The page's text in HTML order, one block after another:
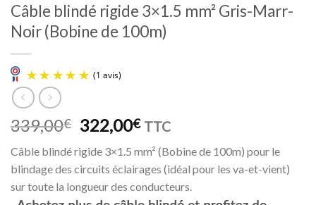
Câble blindé rigide 3×1.5 mm² Gris-Marr-
Noir (Bobine de 100m)
(1 avis)
339,00€ Le
initial
était :
339,00€.
322,00€Le
prix
actuel
est :
322,00€.
TTC
Câble blindé rigide 3×1.5 mm² (Bobine de 100m) pour le
blindage des circuits éclairages (idéal pour les va-et-vient)
sur toute la longueur des conducteurs.